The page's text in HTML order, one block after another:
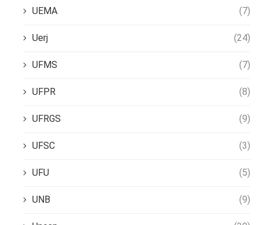
UEMA (7)
Uerj (24)
UFMS (7)
UFPR (8)
UFRGS (9)
UFSC (3)
UFU (5)
UNB (9)